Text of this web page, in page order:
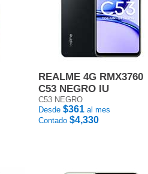
REALME 4G RMX3760
C53 NEGRO IU
C53 NEGRO
Desde $361 al mes
Contado $4,330